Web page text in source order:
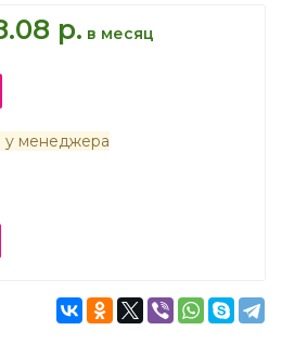
р. в месяц
у менеджера